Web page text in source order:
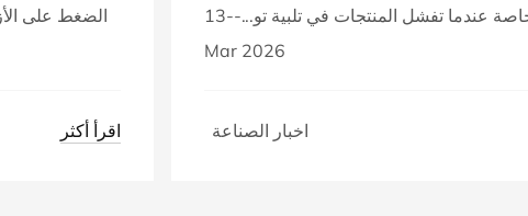
اقرأ أكثر
المعدات - خاصة عندما تفشل المنتجات في تلبية تو...--13
Mar 2026
اخبار الصناعة